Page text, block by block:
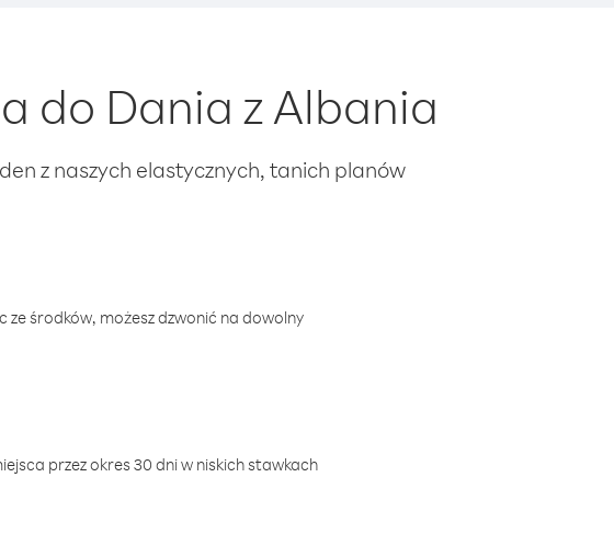
do Dania z Albania
z naszych elastycznych, tanich planów
środków, możesz dzwonić na dowolny
przez okres 30 dni w niskich stawkach